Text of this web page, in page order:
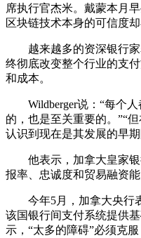
席执行官杰米。戴蒙本月
区块链技术本身的可信度却
越来越多的资深银行家
终彻底改变整个行业的支
和成本。
Wildberger说：“每个人
的，也是至关重要的。”“
认识到现在是其发展的早
他表示，加拿大皇家银
报率、忠诚度和贸易融资能
今年5月，加拿大央行
该国银行间支付系统提供
示，“太多的障碍”必须克